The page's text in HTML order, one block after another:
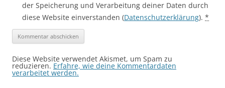
der Speicherung und Verarbeitung deiner Daten durch
diese Website einverstanden (Datenschutzerklärung). *
Diese Website verwendet Akismet, um Spam zu
reduzieren. Erfahre, wie deine Kommentardaten
verarbeitet werden.